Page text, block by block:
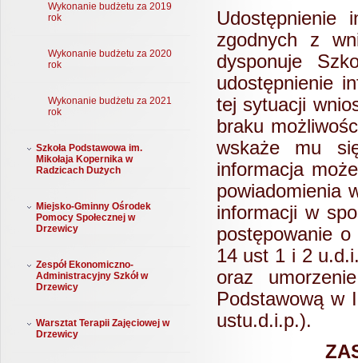
Wykonanie budżetu za 2019
rok
Wykonanie budżetu za 2020
rok
Wykonanie budżetu za 2021
rok
Szkoła Podstawowa im.
Mikołaja Kopernika w
Radzicach Dużych
Miejsko-Gminny Ośrodek
Pomocy Społecznej w
Drzewicy
Zespół Ekonomiczno-
Administracyjny Szkół w
Drzewicy
Warsztat Terapii Zajęciowej w
Drzewicy
Udostępnienie
zgodnych z
dysponuje
udostępnienie
tej sytuacji
braku
wskaże mu
informacja
powiadomienia
informacji w
postępowanie
14 ust 1 i 2
oraz
Podstawową w
ustu.d.i.p.).